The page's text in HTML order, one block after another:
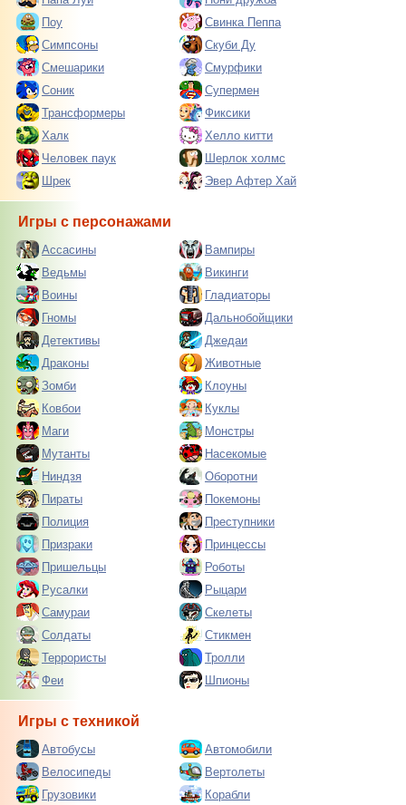
Поу
Свинка Пеппа
Симпсоны
Скуби Ду
Смешарики
Смурфики
Соник
Супермен
Трансформеры
Фиксики
Халк
Хелло китти
Человек паук
Шерлок холмс
Шрек
Эвер Афтер Хай
Игры с персонажами
Ассасины
Вампиры
Ведьмы
Викинги
Воины
Гладиаторы
Гномы
Дальнобойщики
Детективы
Джедаи
Драконы
Животные
Зомби
Клоуны
Ковбои
Куклы
Маги
Монстры
Мутанты
Насекомые
Ниндзя
Оборотни
Пираты
Покемоны
Полиция
Преступники
Призраки
Принцессы
Пришельцы
Роботы
Русалки
Рыцари
Самураи
Скелеты
Солдаты
Стикмен
Террористы
Тролли
Феи
Шпионы
Игры с техникой
Автобусы
Автомобили
Велосипеды
Вертолеты
Грузовики
Корабли